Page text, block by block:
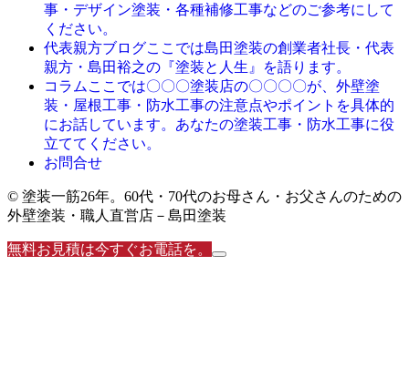
事・デザイン塗装・各種補修工事などのご参考にして
ください。
代表親方ブログここでは島田塗装の創業者社長・代表
親方・島田裕之の『塗装と人生』を語ります。
コラム ここでは〇〇〇塗装店の〇〇〇〇が、外壁塗
装・屋根工事・防水工事の注意点やポイントを具体的
にお話しています。あなたの塗装工事・防水工事に役
立ててください。
お問合せ
© 塗装一筋26年。60代・70代のお母さん・お父さんのための
外壁塗装・職人直営店－島田塗装
無料お見積は今すぐお電話を。